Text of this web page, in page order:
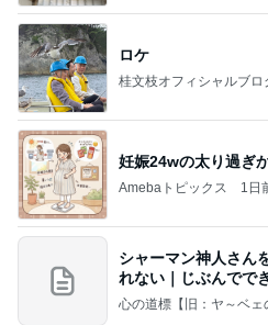
ロケ
桂文枝オフィシャルブロ
妊娠24wの太り過ぎ
Amebaトピックス 1日
シャーマン神人さん
れない｜じぶんでで
ー限
心の道標【旧：ヤ～ベェ